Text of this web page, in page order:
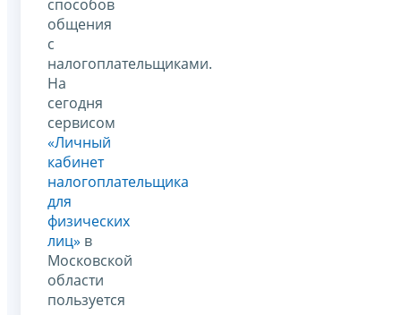
способов
общения
с
налогоплательщиками.
На
сегодня
сервисом
«Личный
кабинет
налогоплательщика
для
физических
лиц» в
Московской
области
пользуется